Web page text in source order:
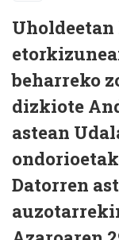
beharreko
dizkiote
astean
Datorren